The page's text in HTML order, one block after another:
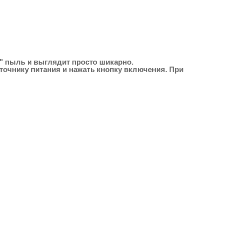
пыль и выглядит просто шикарно.
питания и нажать кнопку включения. При